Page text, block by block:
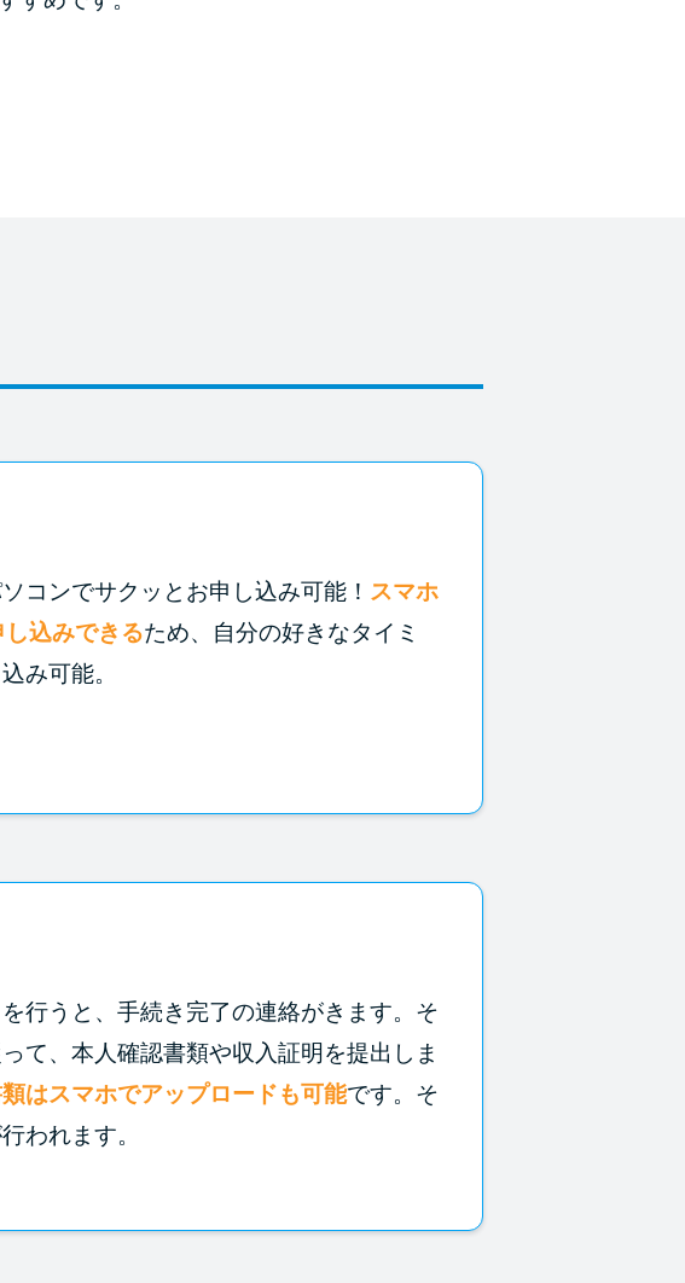
コンでサクッとお申し込み可能！ スマホ
込みできるため、自分の好きなタイミ
み可能。
行うと、手続き完了の連絡がきます。そ
て、本人確認書類や収入証明を提出しま
はスマホでアップロードも可能です。そ
われます。